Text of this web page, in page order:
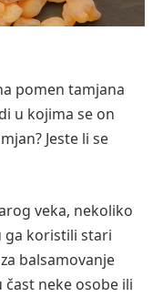
pomen tamjana
u kojima se on
Jeste li se
veka, nekoliko
ga koristili stari
balsamovanje
neke osobe ili